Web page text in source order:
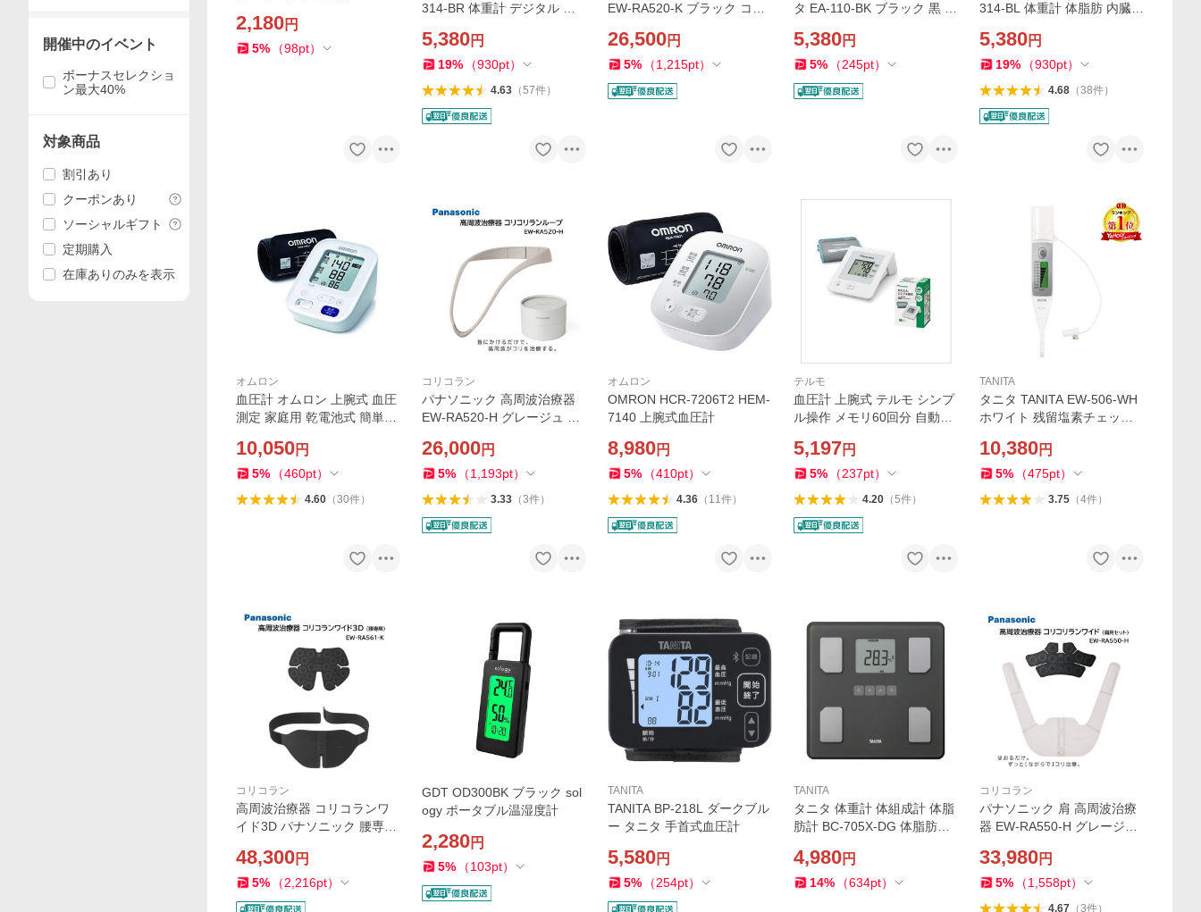
2,180円
5% （98pt）
314-BR 体重計 デジタル 体
トレ ダイエット 筋肉量 基礎
代謝 50g単位測定 体重測定
5,380円
19% （930pt）
4.63（57件）
EW-RA520-K ブラック コリ
母の日 父の日 敬老の日 誕生
日 ギフト クリスマス プレゼ
26,500円
5% （1,215pt）
タ EA-110-BK ブラック 黒 T
おい ニオイ 臭い チェック 飲
酒検知器 アルコール測定器
5,380円
5% （245pt）
314-BL 体重計 体脂肪 内臓脂
ト 筋肉量 基礎代謝 50g単位
測定 体重測定 メタリックブ
5,380円
19% （930pt）
4.68（38件）
オムロン
血圧計 オムロン 上腕式 血圧
測定 家庭用 乾電池式 簡単に
マーク機能 メモリー機能付
10,050円
5% （460pt）
4.60（30件）
コリコラン
パナソニック 高周波治療器
EW-RA520-H グレージュ コ
脱 母の日 父の日 敬老の日 誕
生日 ギフト クリスマス プレ
26,000円
5% （1,193pt）
3.33（3件）
オムロン
OMRON HCR-7206T2 HEM-
7140 上腕式血圧計
8,980円
5% （410pt）
4.36（ 11件）
テルモ
血圧計 上腕式 テルモ シンプ
ル操作 メモリ60回分 自動電
すすめ 敬老の日 誕生日 プレ
ゼント ES-W1200ZZ
5,197円
5% （237pt）
4.20（5件）
TANITA
タニタ TANITA EW-506-WH
ホワイト 残留塩素チェッカ
測定器 残留塩素測定器 水質
管理 濃度測定 防水 水道水専
10,380円
5% （475pt）
3.75（4件）
コリコラン
高周波治療器 コリコランワ
イド3D パナソニック 腰専用
促進 簡単装着 敬老の日 母の
日 父の日 誕生日 ギフト プレ
48,300円
5% （2,216pt）
GDT OD300BK ブラック sol
ogy ポータブル温湿度計
2,280円
5% （103pt）
TANITA
TANITA BP-218L ダークブル
ー タニタ 手首式血圧計
5,580円
5% （254pt）
TANITA
タニタ 体重計 体組成計 体脂
肪計 BC-705X-DG 体脂肪率
筋トレ BMI デジタル 電池 登
録 前回値 TANITA
4,980円
14% （634pt）
コリコラン
パナソニック 肩 高周波治療
器 EW-RA550-H グレージュ
母の日 父の日 敬老の日 誕生
日 ギフト クリスマス プレゼ
33,980円
5% （1,558pt）
4.67（3件）
開催中のイベント
ボーナスセレクショ
ン最大40%
対象商品
割引あり
クーポンあり
ソーシャルギフト
定期購入
在庫ありのみを表示